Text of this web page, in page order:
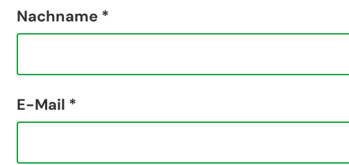
Nachname *
E-Mail *